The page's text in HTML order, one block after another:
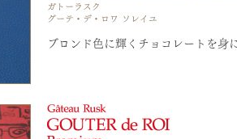
ブロンド色に輝くチョコレートを身